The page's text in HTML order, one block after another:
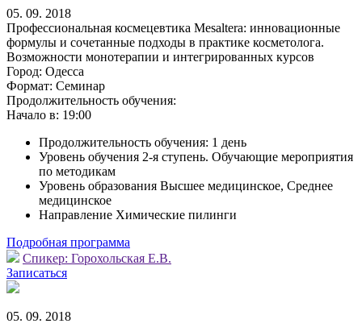
05. 09. 2018
Профессиональная космецевтика Mesaltera: инновационные
формулы и сочетанные подходы в практике косметолога.
Возможности монотерапии и интегрированных курсов
Город: Одесса
Формат: Семинар
Продолжительность обучения:
Начало в: 19:00
Продолжительность обучения: 1 день
Уровень обучения 2-я ступень. Обучающие мероприятия
по методикам
Уровень образования Высшее медицинское, Среднее
медицинское
Направление Химические пилинги
Подробная программа
Спикер: Горохольская Е.В.
Записаться
05. 09. 2018